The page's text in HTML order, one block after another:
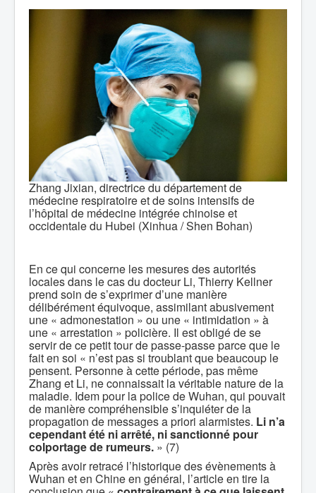
Zhang Jixian, directrice du département de
médecine respiratoire et de soins intensifs de
l’hôpital de médecine intégrée chinoise et
occidentale du Hubei (Xinhua / Shen Bohan)
En ce qui concerne les mesures des autorités
locales dans le cas du docteur Li, Thierry Kellner
prend soin de s’exprimer d’une manière
délibérément équivoque, assimilant abusivement
une « admonestation » ou une « intimidation » à
une « arrestation » policière. Il est obligé de se
servir de ce petit tour de passe-passe parce que le
fait en soi « n’est pas si troublant que beaucoup le
pensent. Personne à cette période, pas même
Zhang et Li, ne connaissait la véritable nature de la
maladie. Idem pour la police de Wuhan, qui pouvait
de manière compréhensible s’inquiéter de la
propagation de messages a priori alarmistes. Li n’a
cependant été ni arrêté, ni sanctionné pour
colportage de rumeurs. » (7)
Après avoir retracé l’historique des évènements à
Wuhan et en Chine en général, l’article en tire la